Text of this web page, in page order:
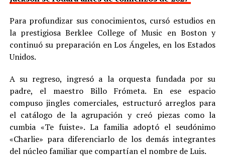
Para profundizar sus conocimientos, cursó estudios en
la prestigiosa Berklee College of Music en Boston y
continuó su preparación en Los Ángeles, en los Estados
Unidos.
A su regreso, ingresó a la orquesta fundada por su
padre, el maestro Billo Frómeta. En ese espacio
compuso jingles comerciales, estructuró arreglos para
el catálogo de la agrupación y creó piezas como la
cumbia «Te fuiste». La familia adoptó el seudónimo
«Charlie» para diferenciarlo de los demás integrantes
del núcleo familiar que compartían el nombre de Luis.